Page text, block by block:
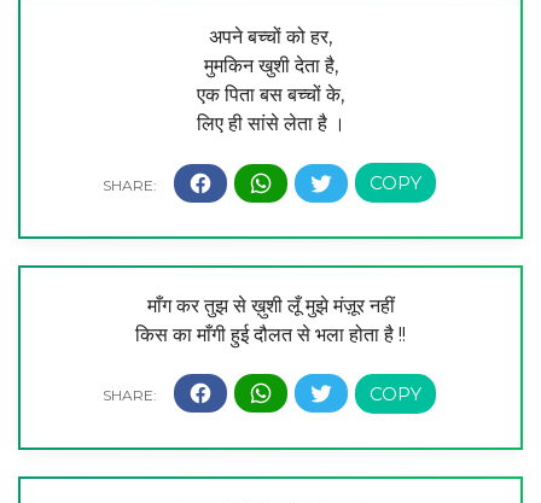
अपने बच्चों को हर,
मुमकिन खुशी देता है,
एक पिता बस बच्चों के,
लिए ही सांसे लेता है ।
माँग कर तुझ से ख़ुशी लूँ मुझे मंज़ूर नहीं
किस का माँगी हुई दौलत से भला होता है !!